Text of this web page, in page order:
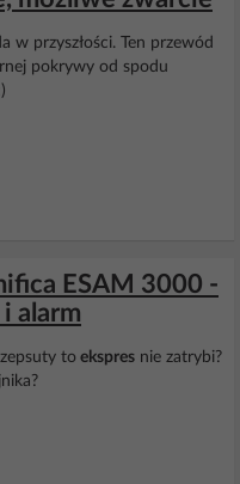
w przyszłości. Ten przewód
pokrywy od spodu
ESAM 3000 -
alarm
to ekspres nie zatrybi?